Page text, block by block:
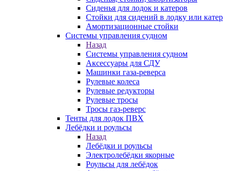
Сиденья для лодок и катеров
Стойки для сидений в лодку или катер
Амортизационные стойки
Системы управления судном
Назад
Системы управления судном
Аксессуары для СДУ
Машинки газа-реверса
Рулевые колеса
Рулевые редукторы
Рулевые тросы
Тросы газ-реверс
Тенты для лодок ПВХ
Лебёдки и роульсы
Назад
Лебёдки и роульсы
Электролебёдки якорные
Роульсы для лебёдок